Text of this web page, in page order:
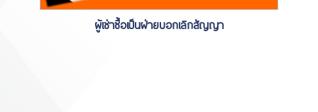
ผู้เช่าซื้อเป็นฝ่ายบอกเลิกสัญญา